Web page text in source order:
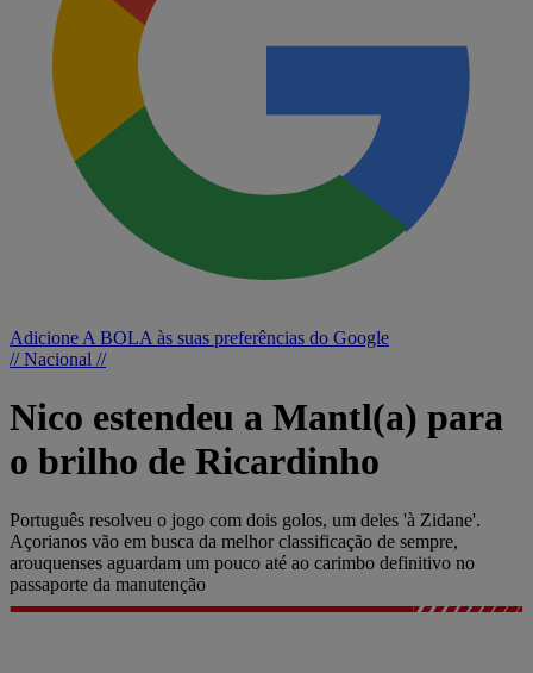
Adicione A BOLA às suas preferências do Google
// Nacional //
Nico estendeu a Mantl(a) para
o brilho de Ricardinho
Português resolveu o jogo com dois golos, um deles 'à Zidane'.
Açorianos vão em busca da melhor classificação de sempre,
arouquenses aguardam um pouco até ao carimbo definitivo no
passaporte da manutenção